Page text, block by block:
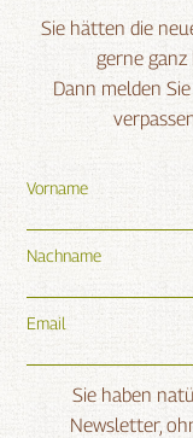
Sie hätten die
gerne
Dann melden
Vorname
Nachname
Email
Sie haben
Newsletter,